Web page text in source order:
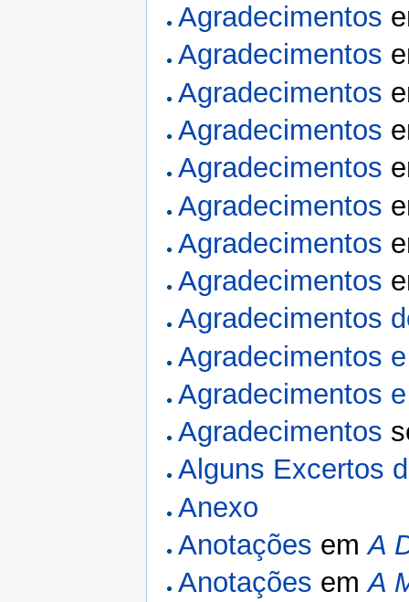
Agradecimentos
Agradecimentos
Agradecimentos
Agradecimentos
Agradecimentos
Agradecimentos
Agradecimentos
Agradecimentos
Agradecimentos
Agradecimentos
Agradecimentos
Agradecimentos
Alguns Excertos
Anexo
Anotações emA
Anotações emA